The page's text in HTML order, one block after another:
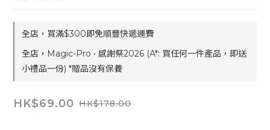
全店，買滿$300即免順豐快遞運費
全店，Magic-Pro • 感謝祭2026 (A*: 買任何一件產品，即送
小禮品一份) *贈品沒有保養
HK$69.00 HK$178.00